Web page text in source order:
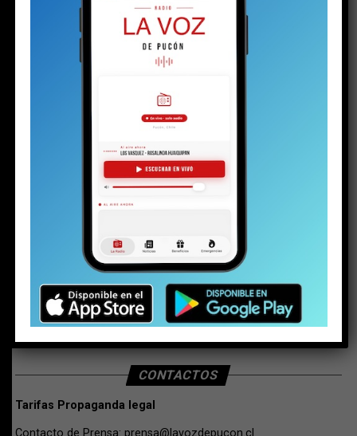
BUSCAR
CONTACTOS
Tarifas Propaganda legal